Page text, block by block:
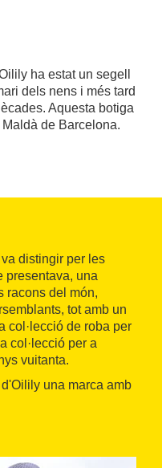
ha estat un segell
dels nens i més tard
Aquesta botiga
de Barcelona.
distingir per les
presentava, una
racons del món,
tot amb un
col·lecció de roba per
col·lecció per a
vuitanta.
una marca amb